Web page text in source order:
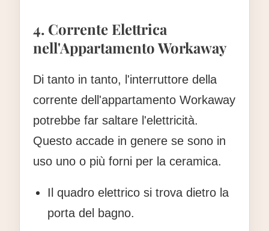
4. Corrente Elettrica
nell'Appartamento Workaway
Di tanto in tanto, l'interruttore della
corrente dell'appartamento Workaway
potrebbe far saltare l'elettricità.
Questo accade in genere se sono in
uso uno o più forni per la ceramica.
Il quadro elettrico si trova dietro la
porta del bagno.